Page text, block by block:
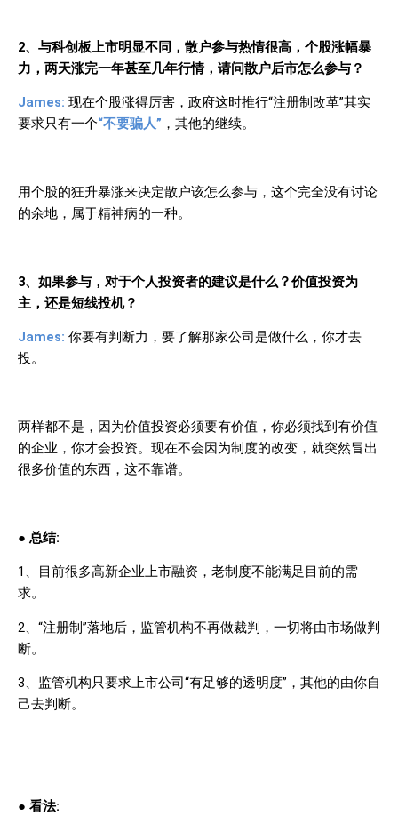
2、与科创板上市明显不同，散户参与热情很高，个股涨幅暴
力，两天涨完一年甚至几年行情，请问散户后市怎么参与？
James: 现在个股涨得厉害，政府这时推行“注册制改革”其实
要求只有一个“不要骗人” ，其他的继续。
用个股的狂升暴涨来决定散户该怎么参与，这个完全没有讨论
的余地，属于精神病的一种。
3、如果参与，对于个人投资者的建议是什么？价值投资为
主，还是短线投机？
James: 你要有判断力，要了解那家公司是做什么，你才去
投。
两样都不是，因为价值投资必须要有价值，你必须找到有价值
的企业，你才会投资。现在不会因为制度的改变，就突然冒出
很多价值的东西，这不靠谱。
● 总结:
1 、目前很多高新企业上市融资，老制度不能满足目前的需
求。
2 、“注册制”落地后，监管机构不再做裁判，一切将由市场做判
断。
3、监管机构只要求上市公司“有足够的透明度”，其他的由你自
己去判断。
● 看法: